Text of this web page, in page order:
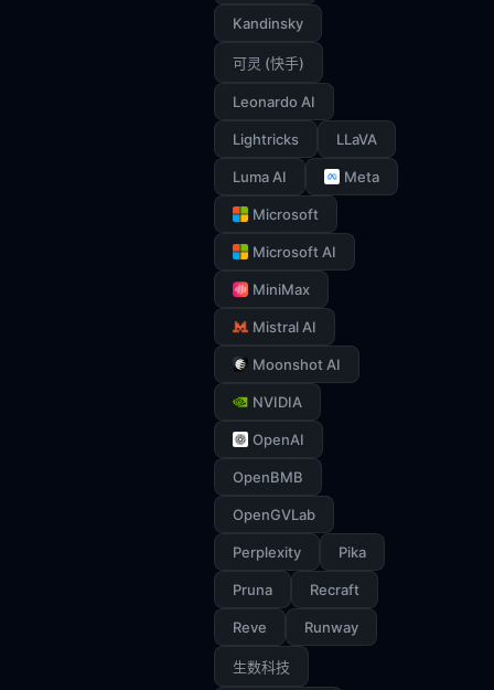
Kandinsky
可灵 (快手)
Leonardo AI
Lightricks LLaVA
Luma AI Meta
Microsoft
Microsoft AI
MiniMax
Mistral AI
Moonshot AI
NVIDIA
OpenAI
OpenBMB
OpenGVLab
Perplexity Pika
Pruna Recraft
Reve Runway
生数科技